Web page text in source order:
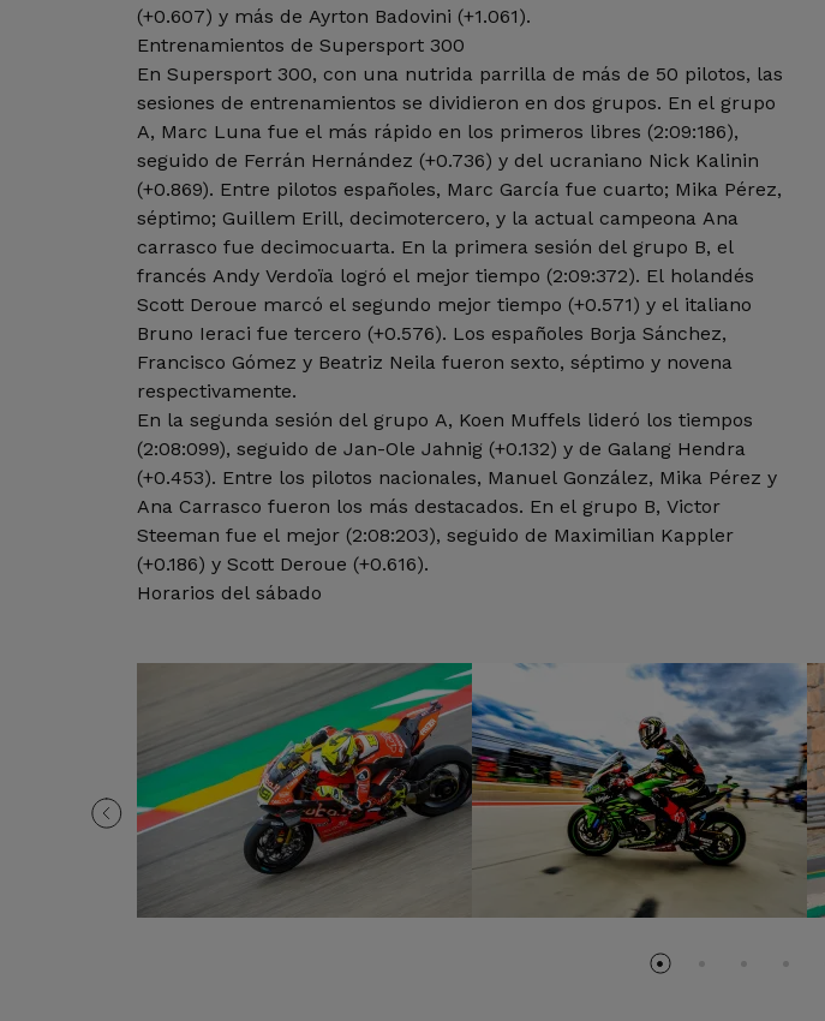
(+0.607) y más de Ayrton Badovini (+1.061).
Entrenamientos de Supersport 300
En Supersport 300, con una nutrida parrilla de más de 50 pilotos, las
sesiones de entrenamientos se dividieron en dos grupos. En el grupo
A, Marc Luna fue el más rápido en los primeros libres (2:09:186),
seguido de Ferrán Hernández (+0.736) y del ucraniano Nick Kalinin
(+0.869). Entre pilotos españoles, Marc García fue cuarto; Mika Pérez,
séptimo; Guillem Erill, decimotercero, y la actual campeona Ana
carrasco fue decimocuarta. En la primera sesión del grupo B, el
francés Andy Verdoïa logró el mejor tiempo (2:09:372). El holandés
Scott Deroue marcó el segundo mejor tiempo (+0.571) y el italiano
Bruno Ieraci fue tercero (+0.576). Los españoles Borja Sánchez,
Francisco Gómez y Beatriz Neila fueron sexto, séptimo y novena
respectivamente.
En la segunda sesión del grupo A, Koen Muffels lideró los tiempos
(2:08:099), seguido de Jan-Ole Jahnig (+0.132) y de Galang Hendra
(+0.453). Entre los pilotos nacionales, Manuel González, Mika Pérez y
Ana Carrasco fueron los más destacados. En el grupo B, Victor
Steeman fue el mejor (2:08:203), seguido de Maximilian Kappler
(+0.186) y Scott Deroue (+0.616).
Horarios del sábado